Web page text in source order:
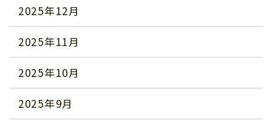
2025年12月
2025年11月
2025年10月
2025年9月